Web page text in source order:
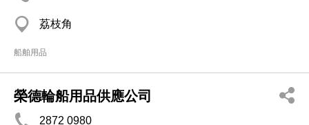
荔枝角
船舶用品
榮德輪船用品供應公司
2872 0980